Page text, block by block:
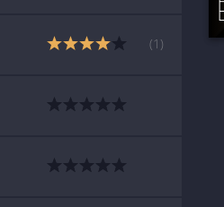
(1)